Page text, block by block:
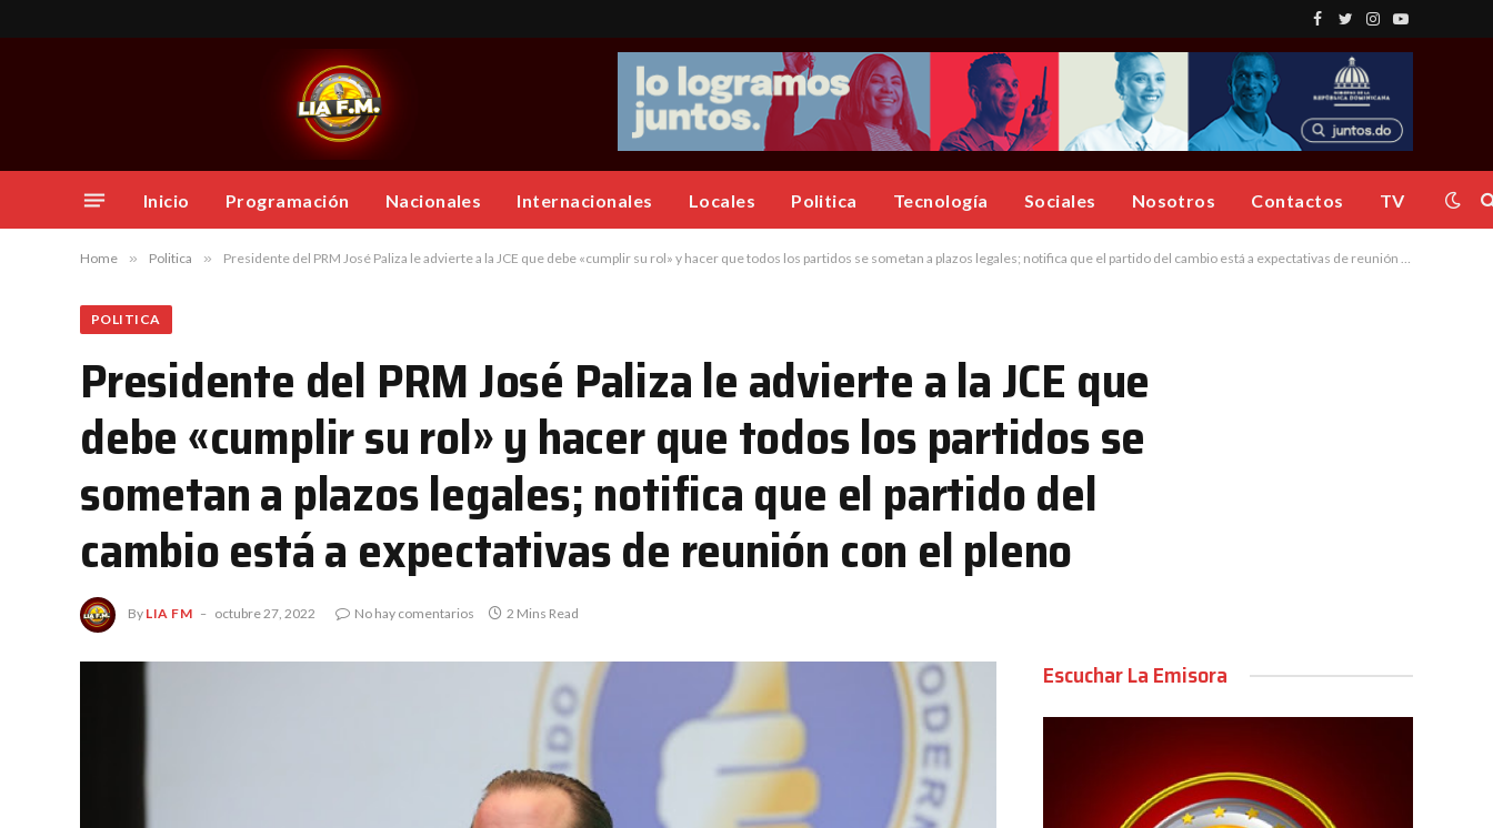
Facebook
TwitterInstagram
YouTube
Inicio Programación Nacionales Internacionales Locales Politica Tecnología Sociales Nosotros Contactos TV
Home » Politica » Presidente del PRM José Paliza le advierte a la JCE que debe «cumplir su rol» y hacer que todos los partidos se sometan a plazos legales; notifica que el partido del cambio está a expectativas de reunión con el pleno
POLITICA
Presidente del PRM José Paliza le advierte a la JCE que
debe «cumplir su rol» y hacer que todos los partidos se
sometan a plazos legales; notifica que el partido del
cambio está a expectativas de reunión con el pleno
By LIA FM octubre 27, 2022 No hay comentarios 2 Mins Read
Escuchar La Emisora